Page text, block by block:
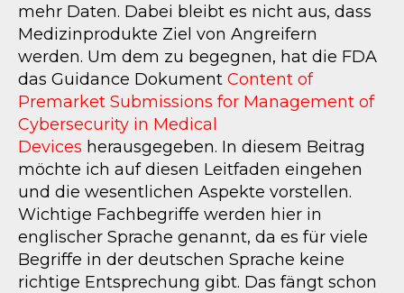
mehr Daten. Dabei bleibt es nicht aus, dass
Medizinprodukte Ziel von Angreifern
werden. Um dem zu begegnen, hat die FDA
das Guidance Dokument Content of
Premarket Submissions for Management of
Cybersecurity in Medical
Devices herausgegeben. In diesem Beitrag
möchte ich auf diesen Leitfaden eingehen
und die wesentlichen Aspekte vorstellen.
Wichtige Fachbegriffe werden hier in
englischer Sprache genannt, da es für viele
Begriffe in der deutschen Sprache keine
richtige Entsprechung gibt. Das fängt schon